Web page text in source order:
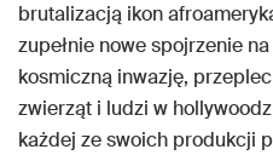
brutalizacją ikon
zupełnie nowe spojrzenie
kosmiczną inwazję,
zwierząt i ludzi w
każdej ze swoich produkcji